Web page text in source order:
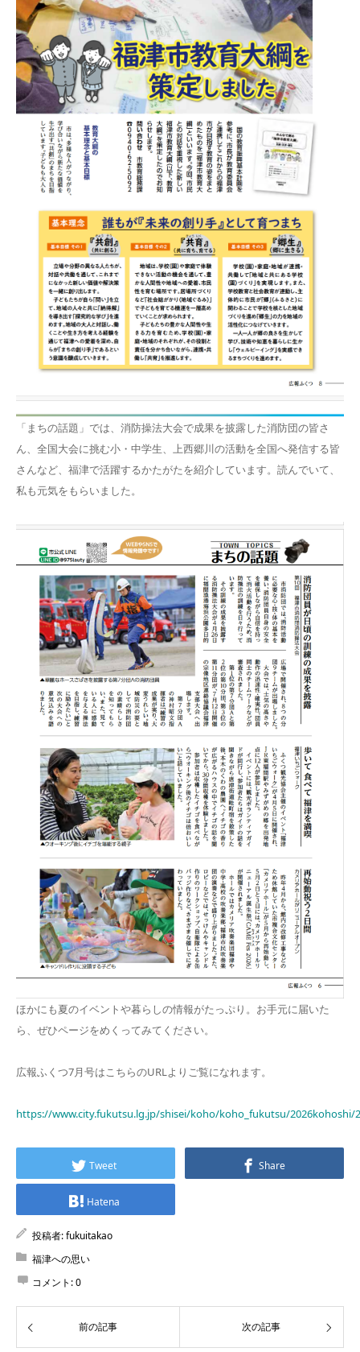
「まちの話題」では、消防操法大会で成果を披露した消防団の皆さ
ん、全国大会に挑む小・中学生、上西郷川の活動を全国へ発信する皆
さんなど、福津で活躍するかたがたを紹介しています。読んでいて、
私も元気をもらいました。
ほかにも夏のイベントや暮らしの情報がたっぷり。お手元に届いた
ら、ぜひページをめくってみてください。
広報ふくつ7月号はこちらのURLよりご覧になれます。
https://www.city.fukutsu.lg.jp/shisei/koho/koho_fukutsu/2026kohoshi/
Tweet Share
Hatena
投稿者:fukuitakao
福津への思い
コメント:0
前の記事 次の記事